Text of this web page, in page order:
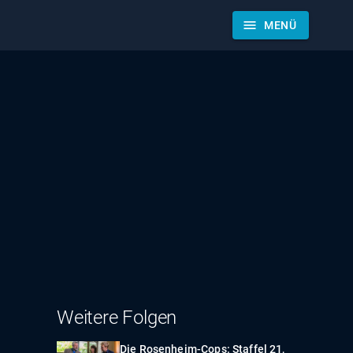
menu MENÜ
Weitere Folgen
Die Rosenheim-Cops: Staffel 21,